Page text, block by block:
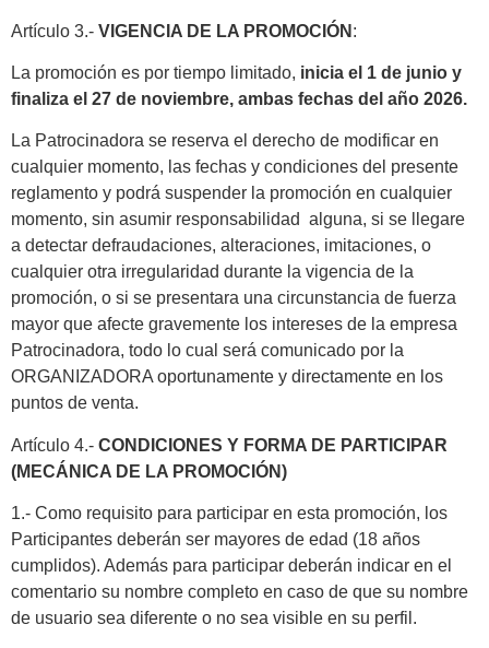
Artículo 3.- VIGENCIA DE LA PROMOCIÓN :
La promoción es por tiempo limitado, inicia el 1 de junio y
finaliza el 27 de noviembre, ambas fechas del año 2026.
La Patrocinadora se reserva el derecho de modificar en
cualquier momento, las fechas y condiciones del presente
reglamento y podrá suspender la promoción en cualquier
momento, sin asumir responsabilidad alguna, si se llegare
a detectar defraudaciones, alteraciones, imitaciones, o
cualquier otra irregularidad durante la vigencia de la
promoción, o si se presentara una circunstancia de fuerza
mayor que afecte gravemente los intereses de la empresa
Patrocinadora, todo lo cual será comunicado por la
ORGANIZADORA oportunamente y directamente en los
puntos de venta.
Artículo 4.- CONDICIONES Y FORMA DE PARTICIPAR
(MECÁNICA DE LA PROMOCIÓN)
1.- Como requisito para participar en esta promoción, los
Participantes deberán ser mayores de edad (18 años
cumplidos). Además para participar deberán indicar en el
comentario su nombre completo en caso de que su nombre
de usuario sea diferente o no sea visible en su perfil.